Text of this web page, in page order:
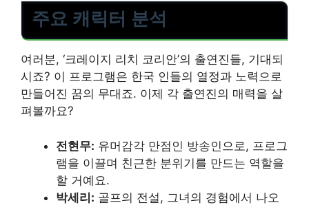
주요 캐릭터 분석
여러분, ‘크레이지 리치 코리안’의 출연진들, 기대되
시죠? 이 프로그램은 한국 인들의 열정과 노력으로
만들어진 꿈의 무대죠. 이제 각 출연진의 매력을 살
펴볼까요?
전현무: 유머감각 만점인 방송인으로, 프로그
램을 이끌며 친근한 분위기를 만드는 역할을
할 거예요.
박세리: 골프의 전설, 그녀의 경험에서 나오